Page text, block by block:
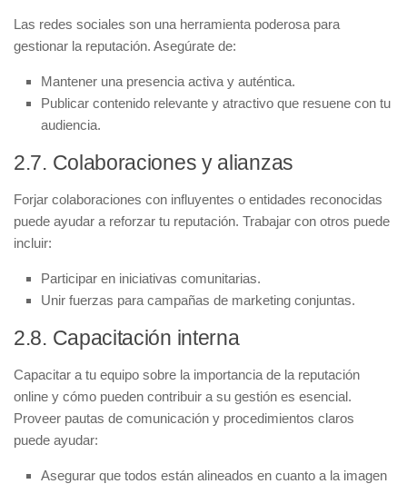
Las redes sociales son una herramienta poderosa para
gestionar la reputación. Asegúrate de:
Mantener una presencia activa y auténtica.
Publicar contenido relevante y atractivo que resuene con tu
audiencia.
2.7. Colaboraciones y alianzas
Forjar colaboraciones con influyentes o entidades reconocidas
puede ayudar a reforzar tu reputación. Trabajar con otros puede
incluir:
Participar en iniciativas comunitarias.
Unir fuerzas para campañas de marketing conjuntas.
2.8. Capacitación interna
Capacitar a tu equipo sobre la importancia de la reputación
online y cómo pueden contribuir a su gestión es esencial.
Proveer pautas de comunicación y procedimientos claros
puede ayudar:
Asegurar que todos están alineados en cuanto a la imagen